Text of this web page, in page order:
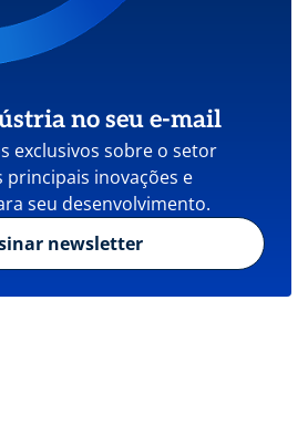
no seu e-mail
exclusivos sobre o setor
principais inovações e
seu desenvolvimento.
newsletter